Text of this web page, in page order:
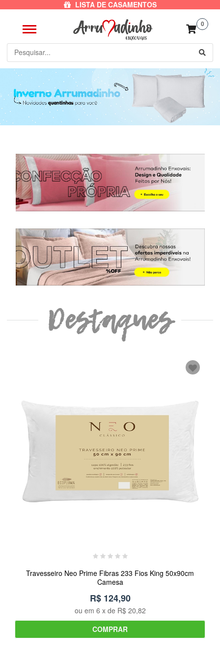
LISTA DE CASAMENTOS
0
Destaques
Travesseiro Neo Prime Fibras 233 Fios King 50x90cm
Camesa
R$ 124,90
ou em 6 x de R$ 20,82
COMPRAR